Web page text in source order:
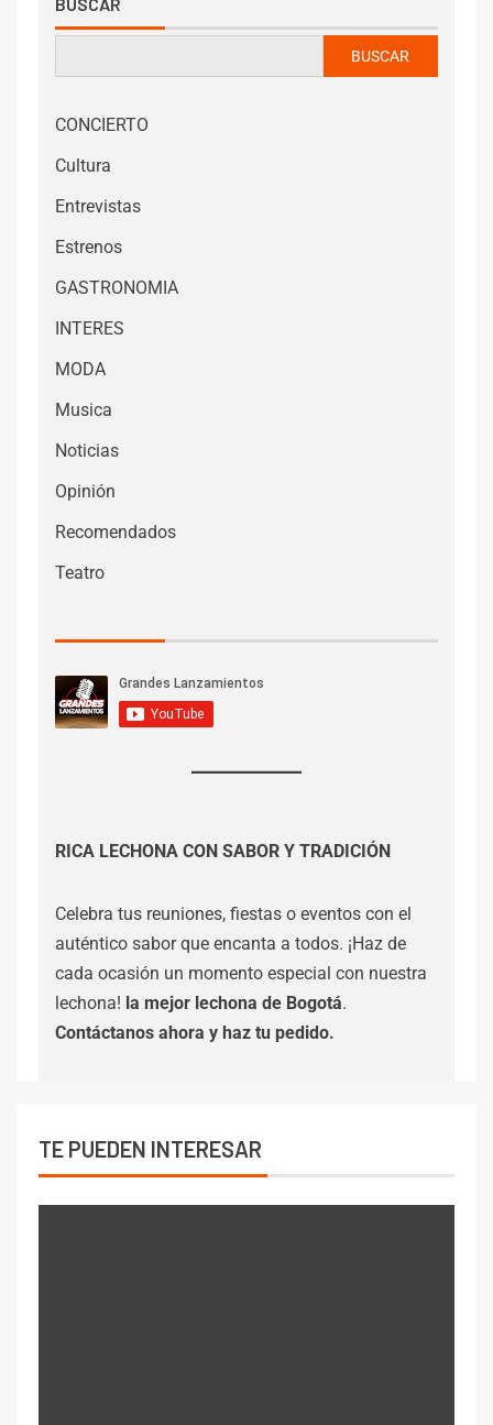
BUSCAR
CONCIERTO
Cultura
Entrevistas
Estrenos
GASTRONOMIA
INTERES
MODA
Musica
Noticias
Opinión
Recomendados
Teatro
RICA LECHONA CON SABOR Y TRADICIÓN
Celebra tus reuniones, fiestas o eventos con el
auténtico sabor que encanta a todos. ¡Haz de
cada ocasión un momento especial con nuestra
lechona! la mejor lechona de Bogotá.
Contáctanos ahora y haz tu pedido.
TE PUEDEN INTERESAR